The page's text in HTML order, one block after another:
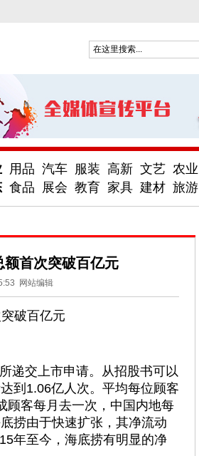
用品 汽车 服装 高新 文艺 农业
食品
展会 教育 家具 建材 旅游
首次突破百亿元
网站编辑
破百亿元
交上市申请。从招股书可以
到1.06亿人次。平均每位顾客
顾客每月去一次，中国内地每
捞由于快速扩张，其净流动
年至今，海底捞有明显的净